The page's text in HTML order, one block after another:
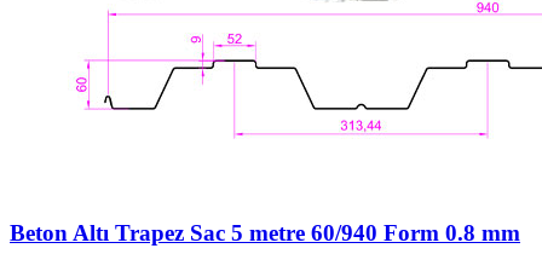
Beton Altı Trapez Sac 5 metre 60/940 Form 0.8 mm